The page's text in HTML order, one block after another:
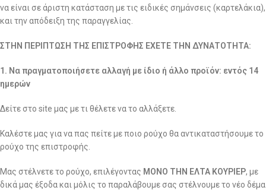
να είναι σε άριστη κατάσταση με τις ειδικές σημάνσεις (καρτελάκια),
και την απόδειξη της παραγγελίας.
ΣΤΗΝ ΠΕΡΙΠΤΩΣΗ ΤΗΣ ΕΠΙΣΤΡΟΦΗΣ ΕΧΕΤΕ ΤΗΝ ΔΥΝΑΤΟΤΗΤΑ:
1. Να πραγματοποιήσετε αλλαγή με ίδιο ή άλλο προϊόν: εντός 14
ημερών
Δείτε στο site μας με τι θέλετε να το αλλάξετε.
Καλέστε μας για να πας πείτε με ποιο ρούχο θα αντικαταστήσουμε το
ρούχο της επιστροφής.
Μας στέλνετε το ρούχο, επιλέγοντας ΜΟΝΟ ΤΗΝ ΕΛΤΑ ΚΟΥΡΙΕΡ, με
δικά μας έξοδα και μόλις το παραλάβουμε σας στέλνουμε το νέο δέμα